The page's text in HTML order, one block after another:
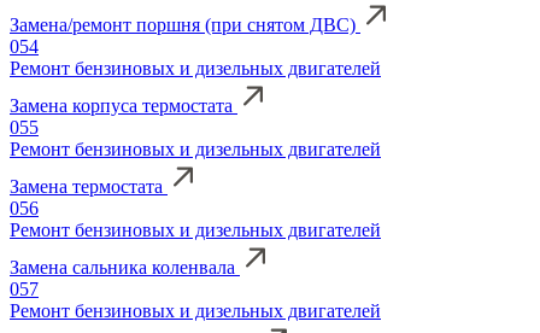
Замена/ремонт поршня (при снятом ДВС)
054
Ремонт бензиновых и дизельных двигателей
Замена корпуса термостата
055
Ремонт бензиновых и дизельных двигателей
Замена термостата
056
Ремонт бензиновых и дизельных двигателей
Замена сальника коленвала
057
Ремонт бензиновых и дизельных двигателей